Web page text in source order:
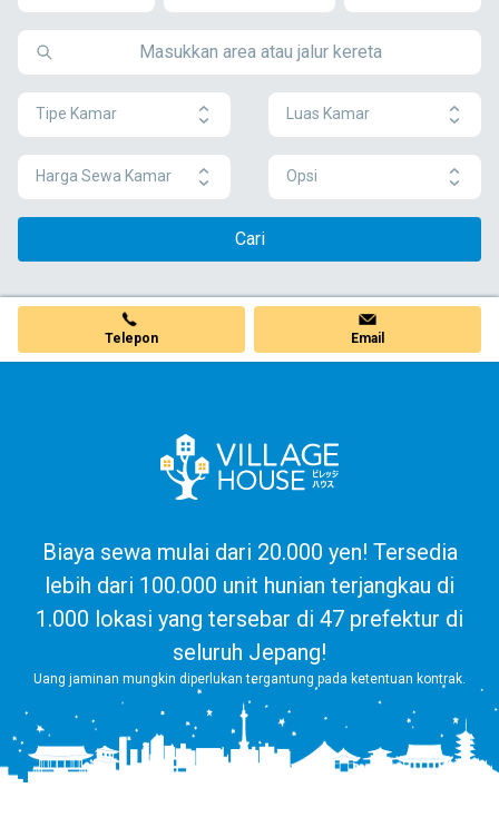
Tipe Kamar Luas Kamar
Harga Sewa Kamar Opsi
Cari
Telepon Email
Biaya sewa mulai dari 20.000 yen! Tersedia
lebih dari 100.000 unit hunian terjangkau di
1.000 lokasi yang tersebar di 47 prefektur di
seluruh Jepang!
Uang jaminan mungkin diperlukan tergantung pada ketentuan kontrak.